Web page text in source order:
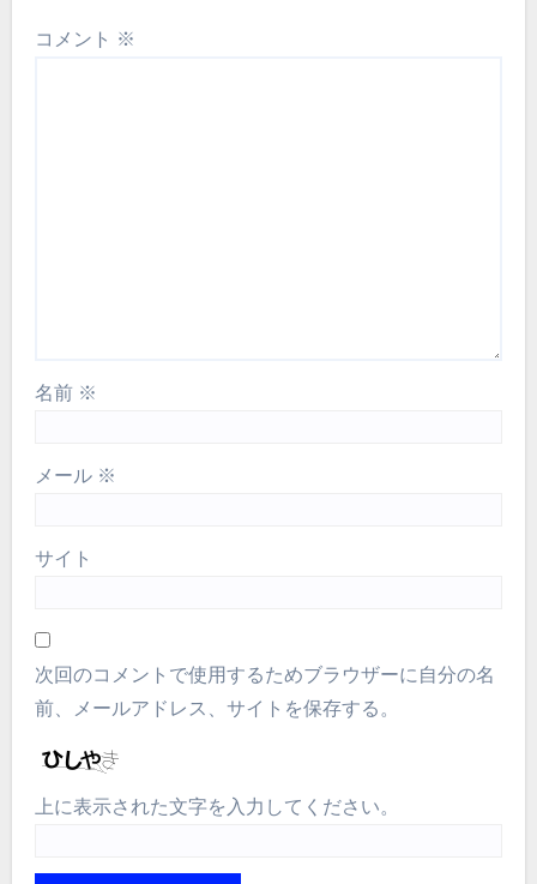
コメント ※
名前 ※
メール ※
サイト
次回のコメントで使用するためブラウザーに自分の名
前、メールアドレス、サイトを保存する。
上に表示された文字を入力してください。